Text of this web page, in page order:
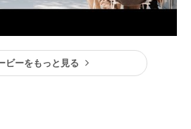
ビーをもっと見る